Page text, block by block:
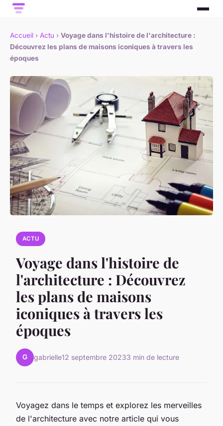
Accueil › Actu › Voyage dans l'histoire de l'architecture :
Découvrez les plans de maisons iconiques à travers les
époques
ACTU
Voyage dans l'histoire de
l'architecture : Découvrez
les plans de maisons
iconiques à travers les
époques
G gabrielle12 septembre 20233 min de lecture
Voyagez dans le temps et explorez les merveilles
de l'architecture avec notre article qui vous